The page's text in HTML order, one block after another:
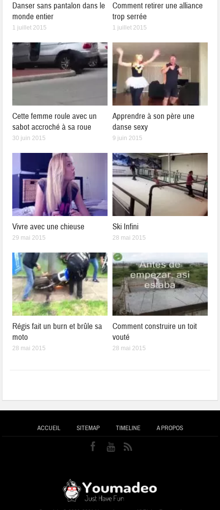
Danser sans pantalon dans le
monde entier
1 juillet 2015
Comment retirer une alliance
trop serrée
1 juillet 2015
Cette femme roule avec un
sabot accroché à sa roue
30 juin 2015
Apprendre à son père une
danse sexy
9 juin 2015
Vivre avec une chieuse
29 mai 2015
Ski Infini
28 mai 2015
Régis fait un burn et brûle sa
moto
28 mai 2015
Comment construire un toit
vouté
28 mai 2015
ACCUEIL SITEMAP TIMELINE A PROPOS